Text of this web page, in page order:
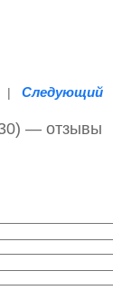
| Следующий
— отзывы